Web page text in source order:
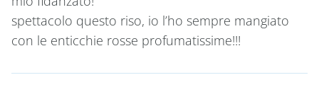
spettacolo questo riso, io l’ho sempre mangiato
con le enticchie rosse profumatissime!!!